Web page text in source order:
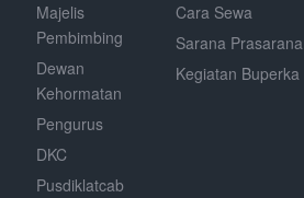
Majelis
Pembimbing
Dewan
Kehormatan
Pengurus
DKC
Pusdiklatcab
Cara Sewa
Sarana Prasarana
Kegiatan Buperka